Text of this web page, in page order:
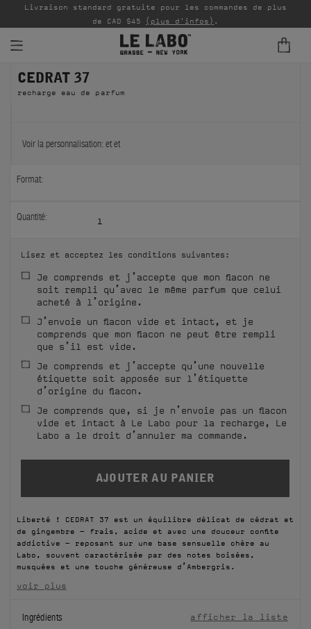
PARFUMS
INTÉRIEUR
BODY — HAIR — FACE
ÉCHANTILLONS
À PROPOS
Compte
Panier
(0)
Livraison standard gratuite pour les commandes de plus
de CAD $45 (plus d'infos) .
CEDRAT 37
recharge eau de parfum
Voir la personnalisation: etet
Format:
Quantité: 1
Lisez et acceptez les conditions suivantes:
Je comprends et j’accepte que mon flacon ne
soit rempli qu’avec le même parfum que celui
acheté à l’origine.
J’envoie un flacon vide et intact, et je
comprends que mon flacon ne peut être rempli
que s’il est vide.
Je comprends et j’accepte qu’une nouvelle
étiquette soit apposée sur l’étiquette
d’origine du flacon.
Je comprends que, si je n’envoie pas un flacon
vide et intact à Le Labo pour la recharge, Le
Labo a le droit d’annuler ma commande.
Liberté ! CEDRAT 37 est un équilibre délicat de cédrat et
de gingembre - frais, acide et avec une douceur confite
addictive - reposant sur une base sensuelle chère au
Labo, souvent caractérisée par des notes boisées,
musquées et une touche généreuse d’Ambergris.
voir plus
Ingrédients afficher la liste